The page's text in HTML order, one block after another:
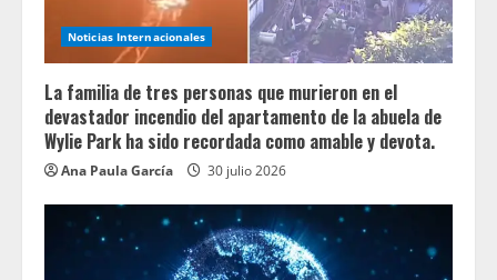
Noticias Internacionales
La familia de tres personas que murieron en el
devastador incendio del apartamento de la abuela de
Wylie Park ha sido recordada como amable y devota.
Ana Paula García 30 julio 2026